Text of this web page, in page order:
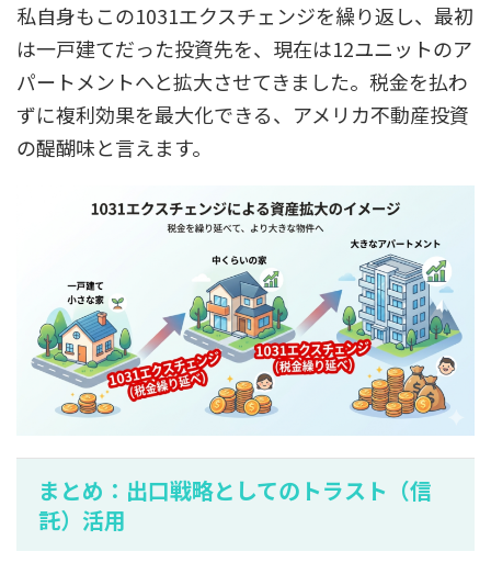
私自身もこの1031エクスチェンジを繰り返し、最初
は一戸建てだった投資先を、現在は12ユニットのア
パートメントへと拡大させてきました。税金を払わ
ずに複利効果を最大化できる、アメリカ不動産投資
の醍醐味と言えます。
まとめ：出口戦略としてのトラスト（信
託）活用